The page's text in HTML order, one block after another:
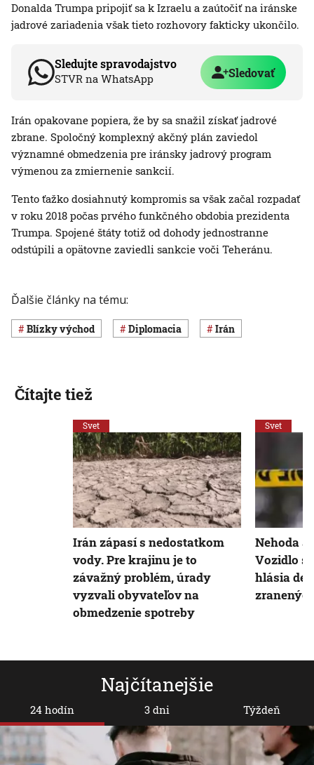
Donalda Trumpa pripojiť sa k Izraelu a zaútočiť na iránske
jadrové zariadenia však tieto rozhovory fakticky ukončilo.
Sledujte spravodajstvo
STVR na WhatsApp Sledovať
Irán opakovane popiera, že by sa snažil získať jadrové
zbrane. Spoločný komplexný akčný plán zaviedol
významné obmedzenia pre iránsky jadrový program
výmenou za zmiernenie sankcií.
Tento ťažko dosiahnutý kompromis sa však začal rozpadať
v roku 2018 počas prvého funkčného obdobia prezidenta
Trumpa. Spojené štáty totiž od dohody jednostranne
odstúpili a opätovne zaviedli sankcie voči Teheránu.
Ďalšie články na tému:
Blízky východ diplomacia Irán
Najčítanejšie
24 hodín 3 dni Týždeň
Čítajte tiež
Svet
Irán zápasí s nedostatkom
vody. Pre krajinu je to
závažný problém, úrady
vyzvali obyvateľov na
obmedzenie spotreby
Svet
Nehoda
Vozidlo
hlásia